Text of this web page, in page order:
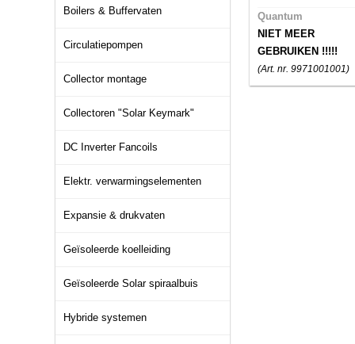
Boilers & Buffervaten
Circulatiepompen
Collector montage
Collectoren "Solar Keymark"
DC Inverter Fancoils
Elektr. verwarmingselementen
Expansie & drukvaten
Geïsoleerde koelleiding
Geïsoleerde Solar spiraalbuis
Hybride systemen
Quantum
NIET MEER
GEBRUIKEN !!!!!
(Art. nr. 9971001001)